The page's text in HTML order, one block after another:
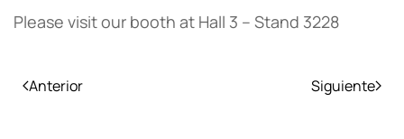
Please visit our booth at Hall 3 – Stand 3228
Anterior Siguiente